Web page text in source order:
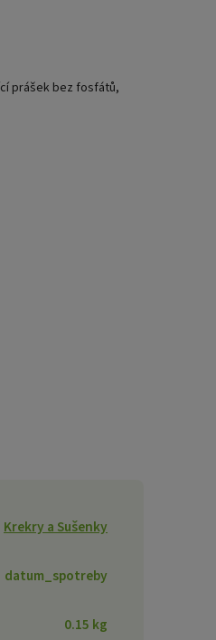
prášek bez fosfátů,
Krekry a Sušenky
datum_spotreby
0.15 kg